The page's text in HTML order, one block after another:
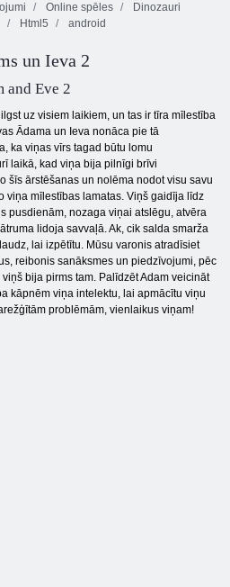
Online spēles
Dinozauri
Html5 android
un Ieva 2
and Eve 2
uz visiem laikiem, un tas ir tīra mīlestība
Ādama un Ieva nonāca pie tā
ka viņas vīrs tagad būtu lomu
laikā, kad viņa bija pilnīgi brīvi
šīs ārstēšanas un nolēma nodot visu savu
viņa mīlestības lamatas. Viņš gaidīja līdz
pusdienām, nozaga viņai atslēgu, atvēra
lidoja savvaļā. Ak, cik salda smarža
lai izpētītu. Mūsu varonis atradīsiet
reibonis sanāksmes un piedzīvojumi, pēc
bija pirms tam. Palīdzēt Adam veicināt
kāpnēm viņa intelektu, lai apmācītu viņu
problēmām, vienlaikus viņam!